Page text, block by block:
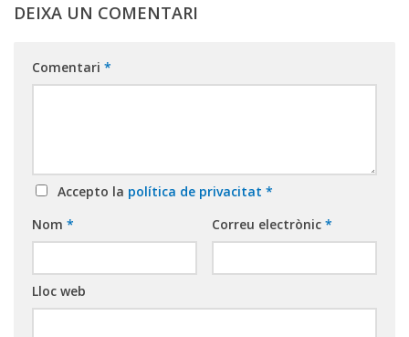
DEIXA UN COMENTARI
Comentari *
Accepto la política de privacitat *
Nom * Correu electrònic *
Lloc web